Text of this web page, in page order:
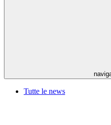
Tutte le news